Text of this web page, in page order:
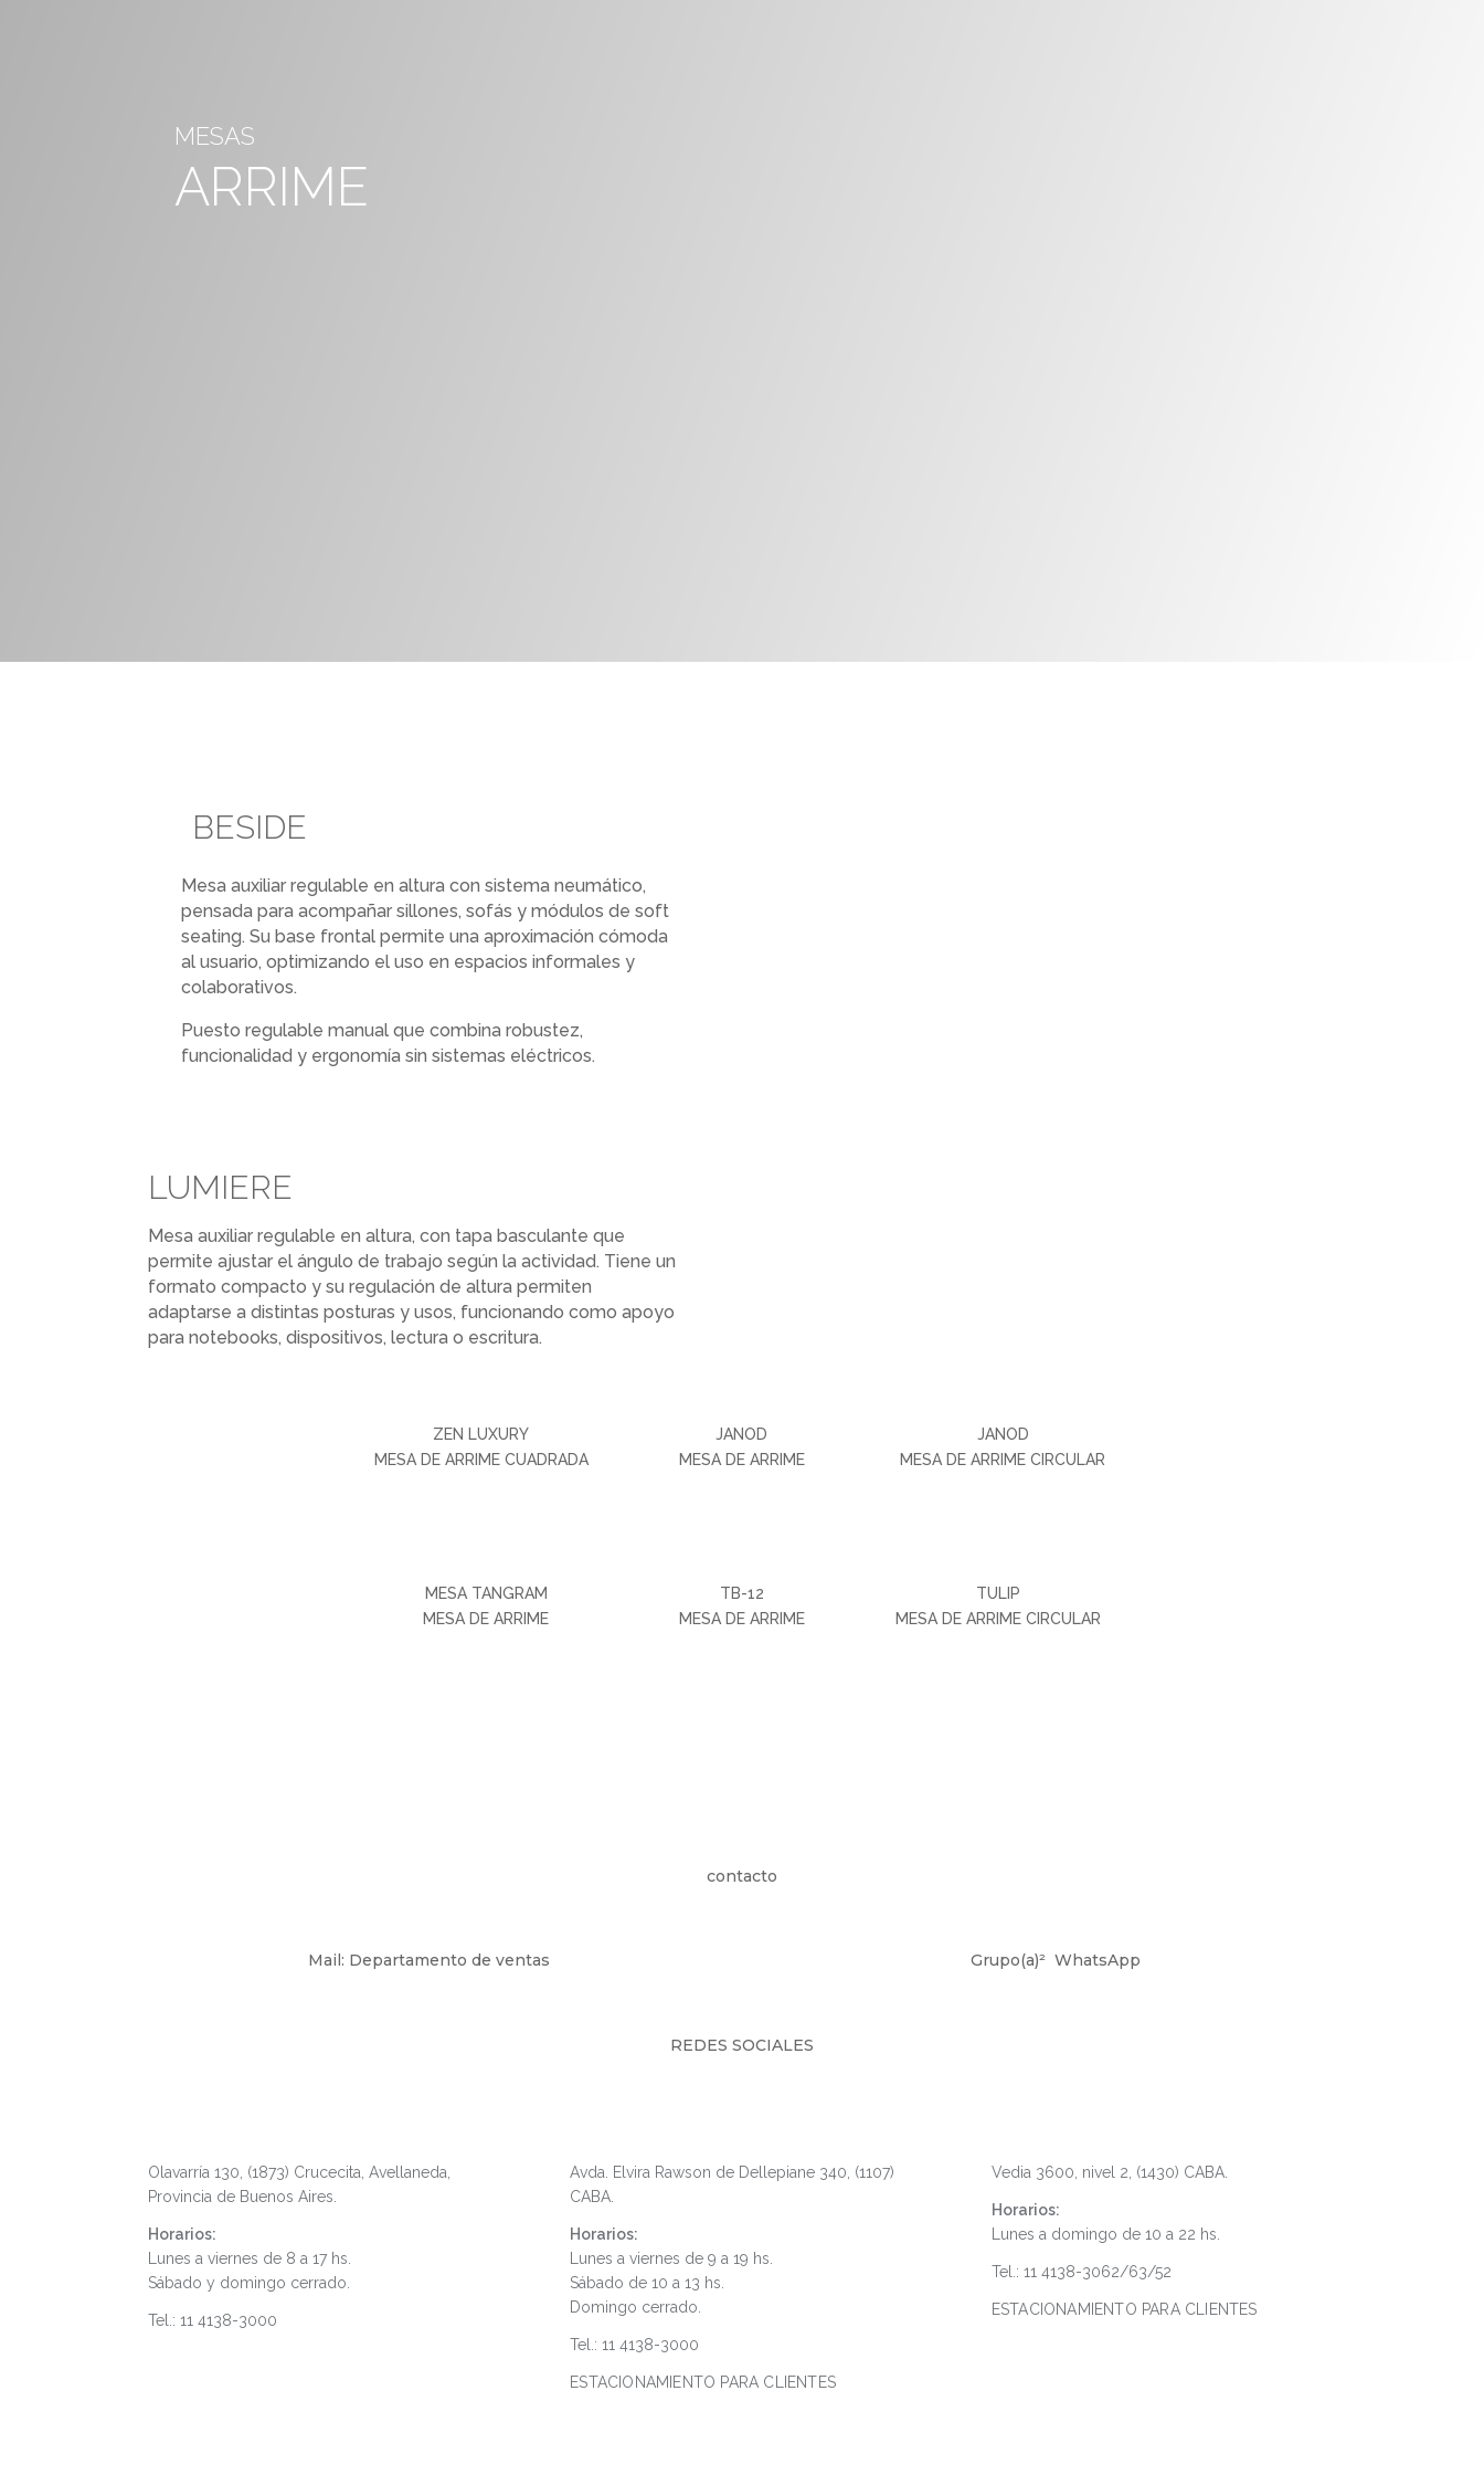
MESAS
ARRIME
BESIDE
Mesa auxiliar regulable en altura con sistema neumático,
pensada para acompañar sillones, sofás y módulos de soft
seating. Su base frontal permite una aproximación cómoda
al usuario, optimizando el uso en espacios informales y
colaborativos.
Puesto regulable manual que combina robustez,
funcionalidad y ergonomía sin sistemas eléctricos.
LUMIERE
Mesa auxiliar regulable en altura, con tapa basculante que
permite ajustar el ángulo de trabajo según la actividad. Tiene un
formato compacto y su regulación de altura permiten
adaptarse a distintas posturas y usos, funcionando como apoyo
para notebooks, dispositivos, lectura o escritura.
ZEN LUXURY
MESA DE ARRIME CUADRADA
JANOD
MESA DE ARRIME
JANOD
MESA DE ARRIME CIRCULAR
MESA TANGRAM
MESA DE ARRIME
TB-12
MESA DE ARRIME
TULIP
MESA DE ARRIME CIRCULAR
contacto
Mail: Departamento de ventas Grupo(a)² WhatsApp
REDES SOCIALES
Olavarría 130, (1873) Crucecita, Avellaneda,
Provincia de Buenos Aires.
Horarios:
Lunes a viernes de 8 a 17 hs.
Sábado y domingo cerrado.
Tel.: 11 4138-3000
Avda. Elvira Rawson de Dellepiane 340, (1107)
CABA.
Horarios:
Lunes a viernes de 9 a 19 hs.
Sábado de 10 a 13 hs.
Domingo cerrado.
Tel.: 11 4138-3000
ESTACIONAMIENTO PARA CLIENTES
Vedia 3600, nivel 2, (1430) CABA.
Horarios:
Lunes a domingo de 10 a 22 hs.
Tel.: 11 4138-3062/63/52
ESTACIONAMIENTO PARA CLIENTES